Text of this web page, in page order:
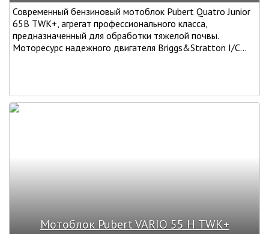
Современный бензиновый мотоблок Pubert Quatro Junior
65B TWK+, агрегат профессионального класса,
предназначенный для обработки тяжелой почвы.
Моторесурс надежного двигателя Briggs&Stratton I/C...
Мотоблок Pubert VARIO 55 Н TWK+